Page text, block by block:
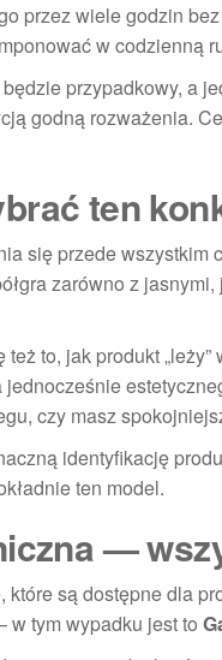
przez wiele godzin
w codzienną
przypadkowy, a
godną rozważenia.
ten
się przede
zarówno z
to, jak produkt
jednocześnie
czy masz
identyfikację
ten model.
—
są dostępne dla
tym wypadku jest to